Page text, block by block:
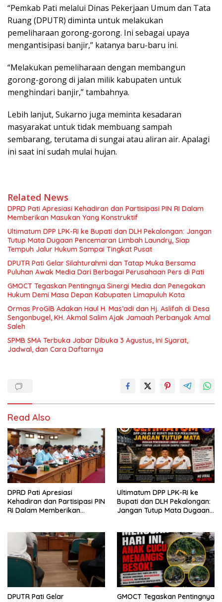
“Pemkab Pati melalui Dinas Pekerjaan Umum dan Tata
Ruang (DPUTR) diminta untuk melakukan
pemeliharaan gorong-gorong. Ini sebagai upaya
mengantisipasi banjir,” katanya baru-baru ini.
“Melakukan pemeliharaan dengan membangun
gorong-gorong di jalan milik kabupaten untuk
menghindari banjir,” tambahnya.
Lebih lanjut, Sukarno juga meminta kesadaran
masyarakat untuk tidak membuang sampah
sembarang, terutama di sungai atau aliran air. Apalagi
ini saat ini sudah mulai hujan.
Related News
DPRD Pati Apresiasi Kehadiran dan Partisipasi PIN RI Dalam
Memberikan Masukan Yang Konstruktif
Ultimatum DPP LPK-RI ke Bupati dan DLH Pekalongan: Jangan
Tutup Mata Dugaan Pencemaran Limbah Laundry, Siap
Tempuh Jalur Hukum Sampai Tingkat Pusat
DPUTR Pati Gelar Silahturahmi dan Tatap Muka Bersama
Puluhan Awak Media Dari Berbagai Perusahaan Pers di Pati
GMOCT Tegaskan Pentingnya Sinergi Media dan Penegakan
Hukum Demi Masa Depan Kabupaten Limapuluh Kota
Ormas ProGIB Adakan Haul H. Mas’adi dan Hj. Aslifah di Desa
Sengonbugel, KH. Akmal Salim Ajak Jamaah Perbanyak Amal
Saleh
SPMB SMA Terbuka Jabar Dibuka 3 Agustus, Ini Syarat,
Jadwal, dan Cara Daftarnya
Read Also
DPRD Pati Apresiasi
Kehadiran dan Partisipasi PIN
RI Dalam Memberikan
Ultimatum DPP LPK-RI ke
Bupati dan DLH Pekalongan:
Jangan Tutup Mata Dugaan
Hukum Sampai Tingkat Pusat
DPUTR Pati Gelar
GMOCT Tegaskan Pentingnya